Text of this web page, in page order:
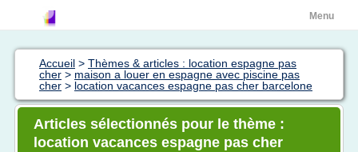
Menu
Accueil > Thèmes & articles : location espagne pas
cher > maison a louer en espagne avec piscine pas
cher > location vacances espagne pas cher barcelone
Articles sélectionnés pour le thème :
location vacances espagne pas cher